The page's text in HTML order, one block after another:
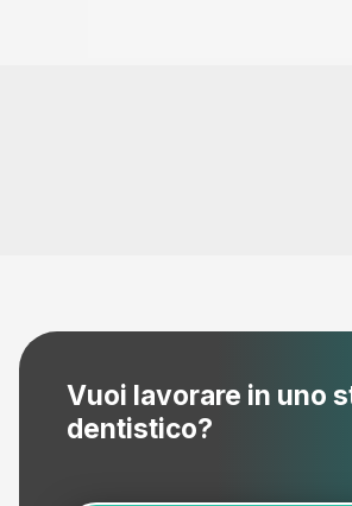
Vuoi lavorare in uno
dentistico?